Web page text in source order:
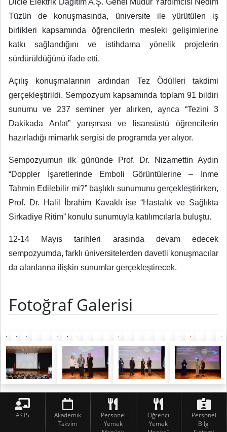
Dicle Elektrik Dağıtım A.Ş. Genel Müdür Yardımcısı Nedim
Tüzün de konuşmasında, üniversite ile yürütülen iş
birlikleri kapsamında öğrencilerin mesleki gelişimlerine
katkı sağlandığını ve istihdama yönelik projelerin
sürdürüldüğünü ifade etti.
Açılış konuşmalarının ardından Tez Ödülleri takdimi
gerçekleştirildi. Sempozyum kapsamında toplam 91 bildiri
sunumu ve 237 seminer yer alırken, ayrıca “Tezini 3
Dakikada Anlat” yarışması ve lisansüstü öğrencilerin
hazırladığı mimarlık sergisi de programda yer alıyor.
Sempozyumun ilk gününde Prof. Dr. Nizamettin Aydın
“Doppler İşaretlerinde Emboli Görüntülerine – İnme
Tahmin Edilebilir mi?” başlıklı sunumunu gerçekleştirirken,
Prof. Dr. Halil İbrahim Kavaklı ise “Hastalık ve Sağlıkta
Sirkadiye Ritim” konulu sunumuyla katılımcılarla buluştu.
12-14 Mayıs tarihleri arasında devam edecek
sempozyumda, farklı üniversitelerden davetli konuşmacılar
da alanlarına ilişkin sunumlar gerçekleştirecek.
Fotoğraf Galerisi
AKTS
Akademik
Takvim
Personel
Yemek
Öğrenci
Yemek
Personel
Bilgi